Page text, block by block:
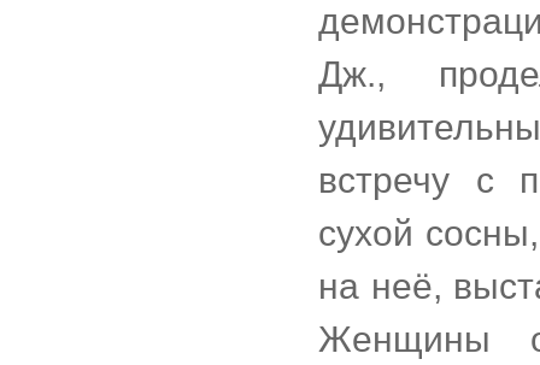
Дж.,
встречу с
сухой
на неё,
Женщины